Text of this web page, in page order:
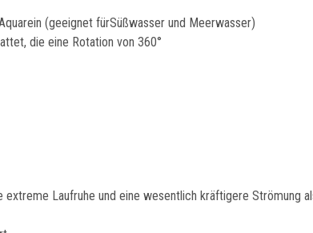
(geeignet fürSüßwasser und Meerwasser)
die eine Rotation von 360°
Laufruhe und eine wesentlich kräftigere Strömung